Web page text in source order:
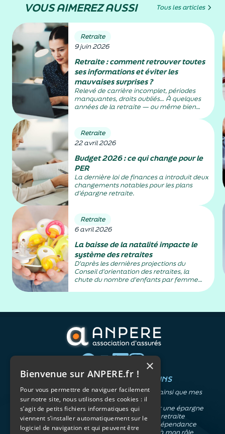
VOUS AIMEREZ AUSSI Tous les articles
Retraite
9 juin 2026
Retraite : comment retrouver toutes
ses informations et éviter les
mauvaises surprises ?
Relevé de carrière incomplet, périodes
manquantes, droits oubliés… À quelques
années de la retraite — ou même bien
parfaitement à jour. Pourtant, vérifier
régulièrement ses droits permet
d’anticiper, de...
Retraite
22 avril 2026
Budget 2026 : ce qui change pour le
PER
La dernière loi de finances a introduit deux
changements notables pour les plans
d’épargne retraite.
Retraite
6 avril 2026
La baisse de la natalité impacte le
système des retraites
D'après les dernières projections du
Conseil d'orientation des retraites, la
chute du nombre d'enfants par femme
QUI SOMMES-NOUS ?
L'association
Notre organisation
L’équipe
Les atouts du contrat
associatif
VOS BESOINS
Me protéger ainsi que mes
proches
Me constituer une épargne
Préparer ma retraite
Anticiper la dépendance
Me préparer à mon rôle
×
Bienvenue sur ANPERE.fr !
Pour vous permettre de naviguer facilement
sur notre site, nous utilisons des cookies : il
s’agit de petits fichiers informatiques qui
viennent s’installer automatiquement sur le
logiciel de navigation et qui peuvent être